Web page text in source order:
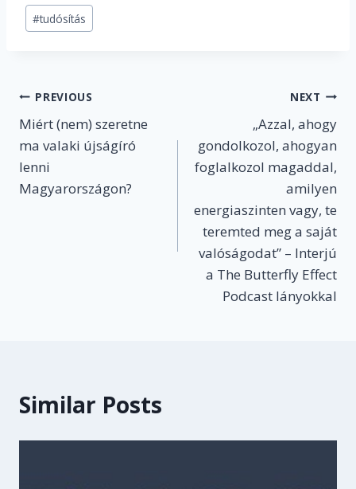
#tudósítás
Post
navigation
PREVIOUS
Miért (nem) szeretne
ma valaki újságíró
lenni
Magyarországon?
NEXT
„Azzal, ahogy
gondolkozol, ahogyan
foglalkozol magaddal,
amilyen
energiaszinten vagy, te
teremted meg a saját
valóságodat” – Interjú
a The Butterfly Effect
Podcast lányokkal
Similar Posts